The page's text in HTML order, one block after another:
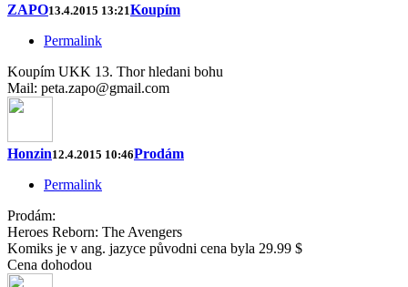
ZAPO13.4.2015 13:21Koupím
Permalink
Koupím UKK 13. Thor hledani bohu
Mail: peta.zapo@gmail.com
Honzin12.4.2015 10:46Prodám
Permalink
Prodám:
Heroes Reborn: The Avengers
Komiks je v ang. jazyce původni cena byla 29.99 $
Cena dohodou